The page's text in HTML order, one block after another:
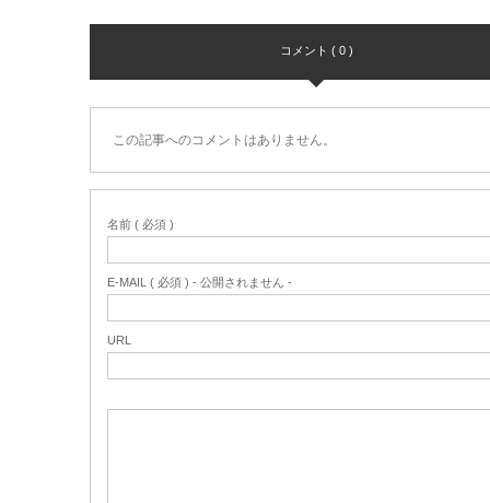
コメント ( 0 )
この記事へのコメントはありません。
名前 ( 必須 )
E-MAIL ( 必須 ) - 公開されません -
URL